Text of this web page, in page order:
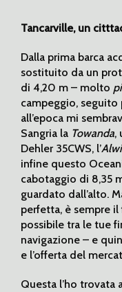
Tancarville, un
Dalla prima barca
sostituito da un
di 4,20 m – molto
campeggio,
all’epoca mi
Sangria la Towanda,
Dehler 35CWS, l’
infine questo
cabotaggio di 8,35
guardato dall’alto.
perfetta, è sempre
possibile tra le tue
navigazione – e
e l’offerta del
Questa l’ho trovata